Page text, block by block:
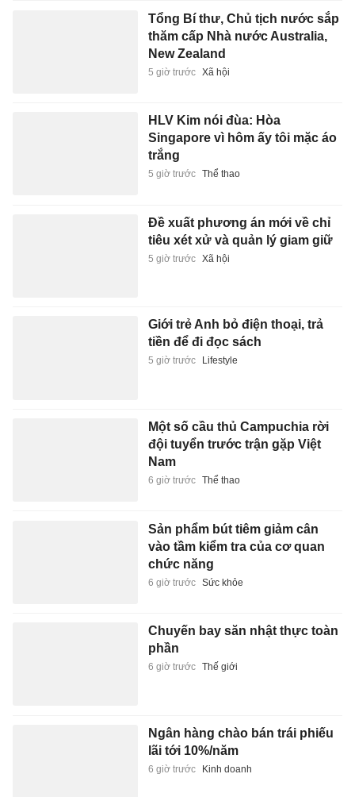
Tổng Bí thư, Chủ tịch nước sắp
thăm cấp Nhà nước Australia,
New Zealand
5 giờ trước Xã hội
HLV Kim nói đùa: Hòa
Singapore vì hôm ấy tôi mặc áo
trắng
5 giờ trước Thể thao
Đề xuất phương án mới về chỉ
tiêu xét xử và quản lý giam giữ
5 giờ trước Xã hội
Giới trẻ Anh bỏ điện thoại, trả
tiền để đi đọc sách
5 giờ trước Lifestyle
Một số cầu thủ Campuchia rời
đội tuyển trước trận gặp Việt
Nam
6 giờ trước Thể thao
Sản phẩm bút tiêm giảm cân
vào tầm kiểm tra của cơ quan
chức năng
6 giờ trước Sức khỏe
Chuyến bay săn nhật thực toàn
phần
6 giờ trước Thế giới
Ngân hàng chào bán trái phiếu
lãi tới 10%/năm
6 giờ trước Kinh doanh